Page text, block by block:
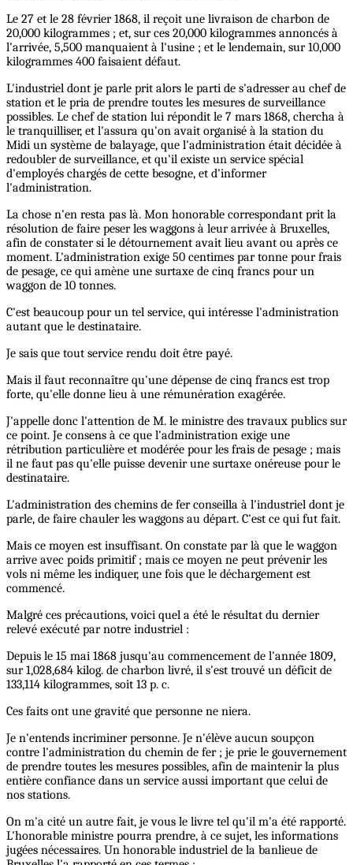
Le 27 et le 28 février 1868, il reçoit une livraison de charbon de
20,000 kilogrammes ; et, sur ces 20,000 kilogrammes annoncés à
l'arrivée, 5,500 manquaient à l'usine ; et le lendemain, sur 10,000
kilogrammes 400 faisaient défaut.
L'industriel dont je parle prit alors le parti de s'adresser au chef de
station et le pria de prendre toutes les mesures de surveillance
possibles. Le chef de station lui répondit le 7 mars 1868, chercha à
le tranquilliser, et l'assura qu'on avait organisé à la station du
Midi un système de balayage, que l'administration était décidée à
redoubler de surveillance, et qu'il existe un service spécial
d'employés chargés de cette besogne, et d'informer
l'administration.
La chose n'en resta pas là. Mon honorable correspondant prit la
résolution de faire peser les waggons à leur arrivée à Bruxelles,
afin de constater si le détournement avait lieu avant ou après ce
moment. L'administration exige 50 centimes par tonne pour frais
de pesage, ce qui amène une surtaxe de cinq francs pour un
waggon de 10 tonnes.
C'est beaucoup pour un tel service, qui intéresse l'administration
autant que le destinataire.
Je sais que tout service rendu doit être payé.
Mais il faut reconnaître qu'une dépense de cinq francs est trop
forte, qu'elle donne lieu à une rémunération exagérée.
J'appelle donc l'attention de M. le ministre des travaux publics sur
ce point. Je consens à ce que l'administration exige une
rétribution particulière et modérée pour les frais de pesage ; mais
il ne faut pas qu'elle puisse devenir une surtaxe onéreuse pour le
destinataire.
L'administration des chemins de fer conseilla à l'industriel dont je
parle, de faire chauler les waggons au départ. C'est ce qui fut fait.
Mais ce moyen est insuffisant. On constate par là que le waggon
arrive avec poids primitif ; mais ce moyen ne peut prévenir les
vols ni même les indiquer, une fois que le déchargement est
commencé.
Malgré ces précautions, voici quel a été le résultat du dernier
relevé exécuté par notre industriel :
Depuis le 15 mai 1868 jusqu'au commencement de l'année 1809,
sur 1,028,684 kilog. de charbon livré, il s'est trouvé un déficit de
133,114 kilogrammes, soit 13 p. c.
Ces faits ont une gravité que personne ne niera.
Je n'entends incriminer personne. Je n'élève aucun soupçon
contre l'administration du chemin de fer ; je prie le gouvernement
de prendre toutes les mesures possibles, afin de maintenir la plus
entière confiance dans un service aussi important que celui de
nos stations.
On m'a cité un autre fait, je vous le livre tel qu'il m'a été rapporté.
L'honorable ministre pourra prendre, à ce sujet, les informations
jugées nécessaires. Un honorable industriel de la banlieue de